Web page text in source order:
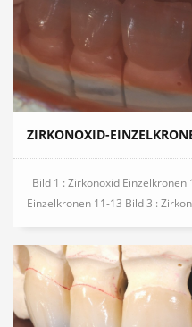
ZIRKONOXID-
Bild 1 : Zirkonoxid Einzelkronen
Einzelkronen 11-13 Bild 3 :